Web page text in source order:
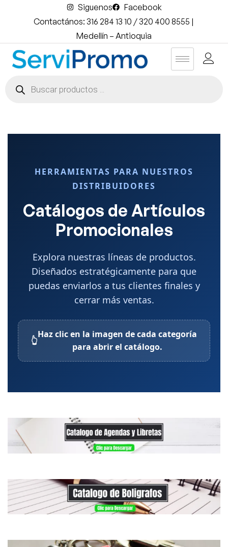
Siguenos
Facebook
Contactános: 316 284 13 10 / 320 400 8555 |
Medellín – Antioquia
HERRAMIENTAS PARA NUESTROS
DISTRIBUIDORES
Catálogos de Artículos
Promocionales
Explora nuestras líneas de productos.
Diseñados estratégicamente para que
puedas enviarlos a tus clientes finales y
cerrar más ventas.
👆
Haz clic en la imagen de cada categoría
para abrir el catálogo.